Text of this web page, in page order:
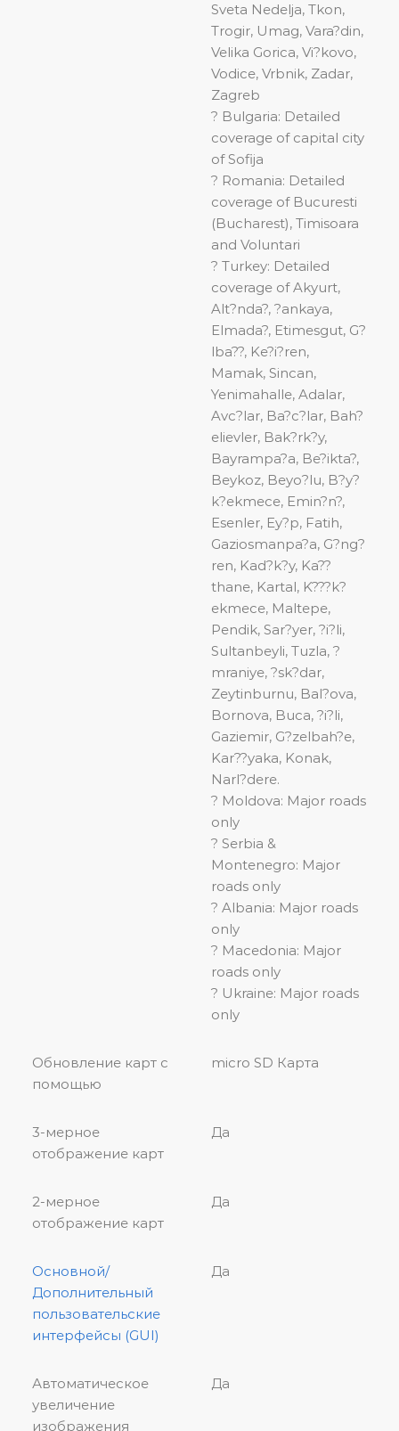
Sveta Nedelja, Tkon,
Trogir, Umag, Vara?din,
Velika Gorica, Vi?kovo,
Vodice, Vrbnik, Zadar,
Zagreb
? Bulgaria: Detailed
coverage of capital city
of Sofija
? Romania: Detailed
coverage of Bucuresti
(Bucharest), Timisoara
and Voluntari
? Turkey: Detailed
coverage of Akyurt,
Alt?nda?, ?ankaya,
Elmada?, Etimesgut, G?
lba??, Ke?i?ren,
Mamak, Sincan,
Yenimahalle, Adalar,
Avc?lar, Ba?c?lar, Bah?
elievler, Bak?rk?y,
Bayrampa?a, Be?ikta?,
Beykoz, Beyo?lu, B?y?
k?ekmece, Emin?n?,
Esenler, Ey?p, Fatih,
Gaziosmanpa?a, G?ng?
ren, Kad?k?y, Ka??
thane, Kartal, K???k?
ekmece, Maltepe,
Pendik, Sar?yer, ?i?li,
Sultanbeyli, Tuzla, ?
mraniye, ?sk?dar,
Zeytinburnu, Bal?ova,
Bornova, Buca, ?i?li,
Gaziemir, G?zelbah?e,
Kar??yaka, Konak,
Narl?dere.
? Moldova: Major roads
only
? Serbia &
Montenegro: Major
roads only
? Albania: Major roads
only
? Macedonia: Major
roads only
? Ukraine: Major roads
only
Обновление карт с
помощью
micro SD Карта
3-мерное
отображение карт
Да
2-мерное
отображение карт
Да
Основной/
Дополнительный
пользовательские
интерфейсы (GUI)
Да
Автоматическое
увеличение
изображения
Да